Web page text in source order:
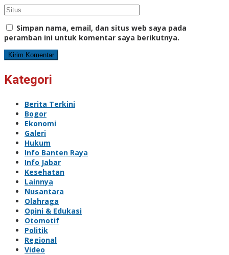
Simpan nama, email, dan situs web saya pada
peramban ini untuk komentar saya berikutnya.
Kategori
Berita Terkini
Bogor
Ekonomi
Galeri
Hukum
Info Banten Raya
Info Jabar
Kesehatan
Lainnya
Nusantara
Olahraga
Opini & Edukasi
Otomotif
Politik
Regional
Video